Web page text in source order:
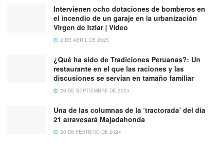
Intervienen ocho dotaciones de bomberos en
el incendio de un garaje en la urbanización
Virgen de Itziar | Vídeo
2 DE ABRIL DE 2025
¿Qué ha sido de Tradiciones Peruanas?: Un
restaurante en el que las raciones y las
discusiones se servían en tamaño familiar
29 DE SEPTIEMBRE DE 2024
Una de las columnas de la ‘tractorada’ del día
21 atravesará Majadahonda
20 DE FEBRERO DE 2024